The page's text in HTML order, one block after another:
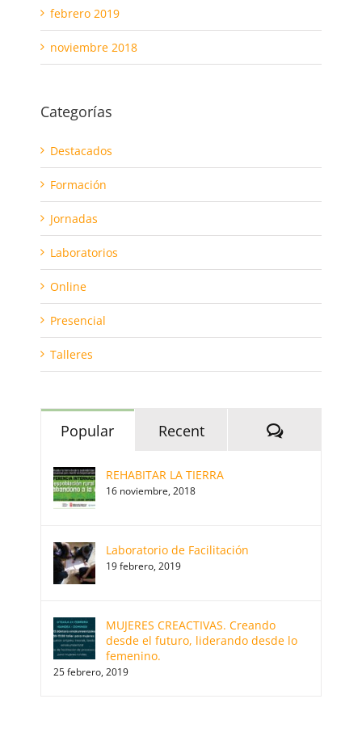
febrero 2019
noviembre 2018
Categorías
Destacados
Formación
Jornadas
Laboratorios
Online
Presencial
Talleres
Popular Recent Comments
REHABITAR LA TIERRA
16 noviembre, 2018
Laboratorio de Facilitación
19 febrero, 2019
MUJERES CREACTIVAS. Creando
desde el futuro, liderando desde lo
femenino.
25 febrero, 2019